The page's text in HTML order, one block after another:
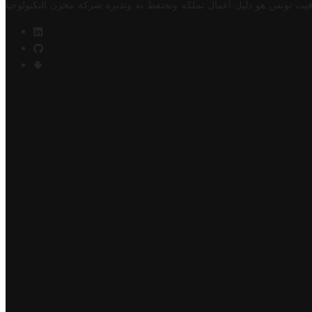
تونس هو دليل أعمال تملكه وتحتفظ به وتديره شركة مخزن التكنولوجيا